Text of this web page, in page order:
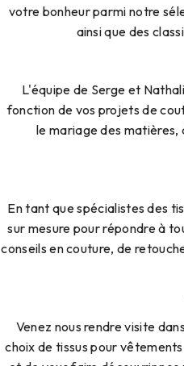
votre bonheur parmi notre
ainsi que des
L'équipe de Serge et
fonction de vos projets de
le mariage des matières,
En tant que spécialistes des
sur mesure pour répondre à
conseils en couture, de
Venez nous rendre visite
choix de tissus pour